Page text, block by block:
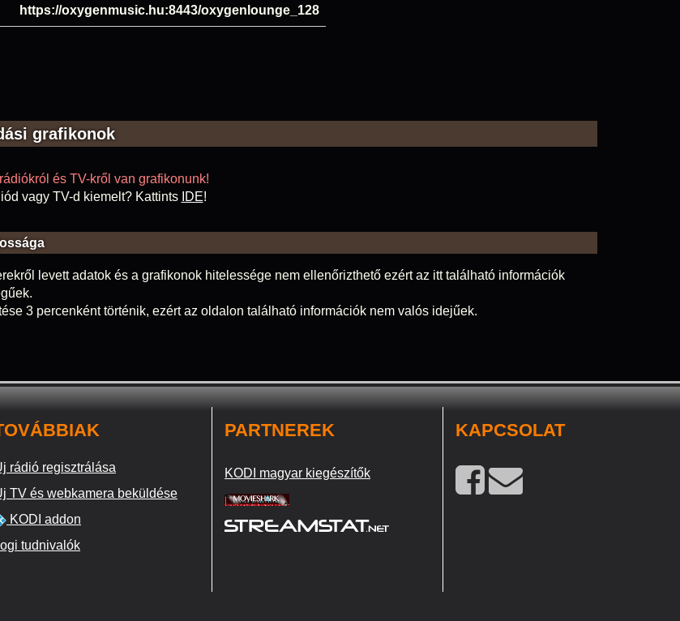
https://oxygenmusic.hu:8443/oxygenlounge_128
grafikonok
és TV-kről van grafikonunk!
vagy TV-d kiemelt? Kattints IDE!
levett adatok és a grafikonok hitelessége nem ellenőrizthető ezért az itt található információk
3 percenként történik, ezért az oldalon található információk nem valós idejűek.
rádió regisztrálása
TV és webkamera beküldése
KODI addon
tudnivalók
PARTNEREK
KODI magyar kiegészítők
KAPCSOLAT